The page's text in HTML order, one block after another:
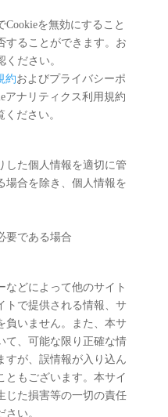
を無効にすること
することができます。お
ださい。
約およびプライバシーポ
アナリティクス利用規約
ください。
した個人情報を適切に管
場合を除き、個人情報を
要である場合
などによって他のサイト
トで提供される情報、サ
負いません。また、本サ
て、可能な限り正確な情
すが、誤情報が入り込ん
ともございます。本サイ
じた損害等の一切の責任
い。